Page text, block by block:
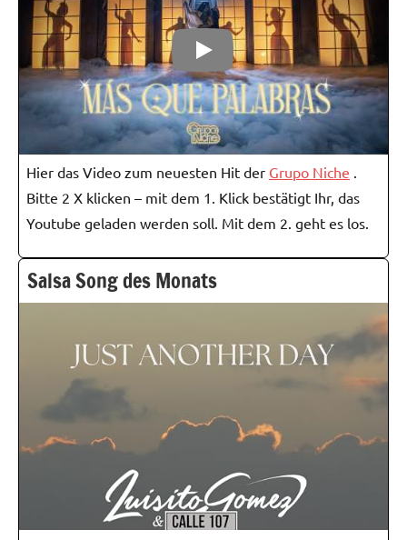
Hier das Video zum neuesten Hit der Grupo Niche
Bitte 2 X klicken – mit dem 1. Klick bestätigt Ihr, das
Youtube geladen werden soll. Mit dem 2. geht es los.
Salsa Song des Monats